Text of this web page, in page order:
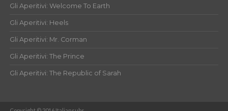
Gli Aperitivi: Welcome To Earth
Gli Aperitivi: Heels
Gli Aperitivi: Mr. Corman
Gli Aperitivi: The Prince
Gli Aperitivi: The Republic of Sarah